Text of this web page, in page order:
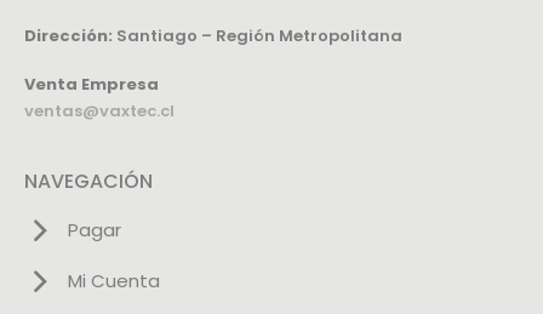
Dirección: Santiago – Región Metropolitana
Venta Empresa
ventas@vaxtec.cl
NAVEGACIÓN
Pagar
Mi Cuenta